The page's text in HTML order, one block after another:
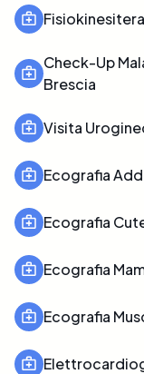
Check-Up
Brescia
Visita
Ecografia
Ecografia
Ecografia
Ecografia